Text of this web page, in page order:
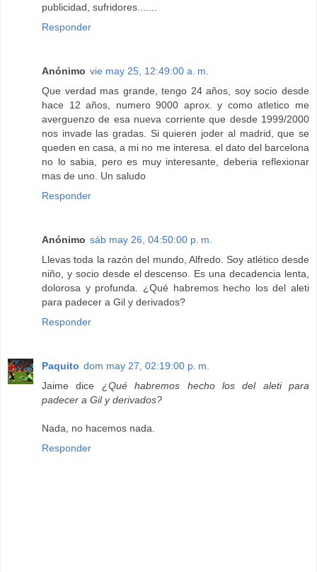
publicidad, sufridores.......
Responder
Anónimo vie may 25, 12:49:00 a. m.
Que verdad mas grande, tengo 24 años, soy socio desde
hace 12 años, numero 9000 aprox. y como atletico me
averguenzo de esa nueva corriente que desde 1999/2000
nos invade las gradas. Si quieren joder al madrid, que se
queden en casa, a mi no me interesa. el dato del barcelona
no lo sabia, pero es muy interesante, deberia reflexionar
mas de uno. Un saludo
Responder
Anónimo sáb may 26, 04:50:00 p. m.
Llevas toda la razón del mundo, Alfredo. Soy atlético desde
niño, y socio desde el descenso. Es una decadencia lenta,
dolorosa y profunda. ¿Qué habremos hecho los del aleti
para padecer a Gil y derivados?
Responder
Paquito dom may 27, 02:19:00 p. m.
Jaime dice ¿Qué habremos hecho los del aleti para
padecer a Gil y derivados?
Nada, no hacemos nada.
Responder